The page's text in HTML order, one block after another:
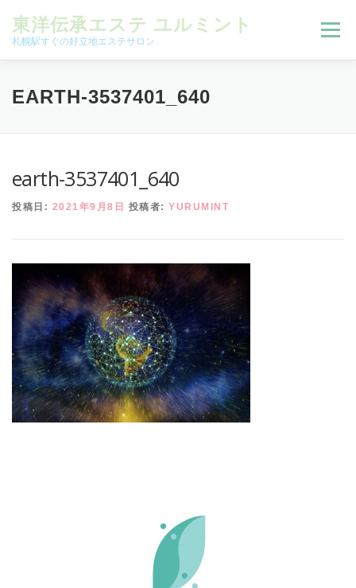
東洋伝承エステ ユルミント
札幌駅すぐの好立地エステサロン
メニュー
初回限定お試しコース（ご新規様限定）
オンラインメニュー アクセス よくある質問
EARTH-3537401_640
earth-3537401_640
投稿日: 2021年9月8日 投稿者: YURUMINT